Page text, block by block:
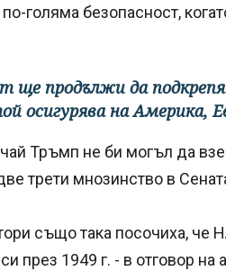
голяма безопасност,
ще продължи да
осигурява на Америка,
Тръмп не би могъл да
трети мнозинство в
също така посочиха, че
през 1949 г. - в отговор